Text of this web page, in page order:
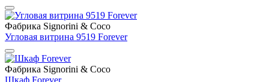
Фабрика Signorini & Coco
Угловая витрина 9519 Forever
Фабрика Signorini & Coco